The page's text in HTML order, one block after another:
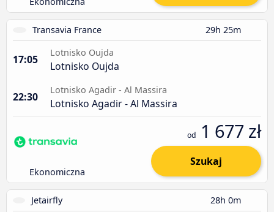
Transavia France 29h 25m
17:05
Lotnisko Oujda
Lotnisko Oujda
22:30
Lotnisko Agadir - Al Massira
Lotnisko Agadir - Al Massira
Ekonomiczna
od 1 677 zł
Szukaj
Jetairfly 28h 0m